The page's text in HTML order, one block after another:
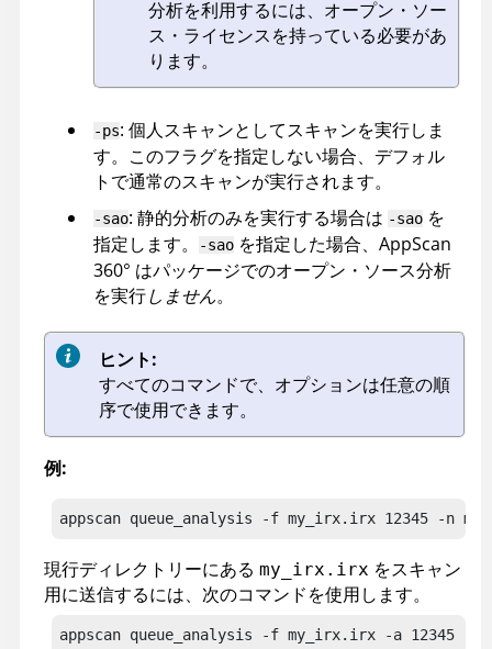
分析を利用するには、オープン・ソー
ス・ライセンスを持っている必要があ
ります。
-ps: 個人スキャンとしてスキャンを実行しま
す。このフラグを指定しない場合、デフォル
トで通常のスキャンが実行されます。
-sao: 静的分析のみを実行する場合は -sao を
指定します。
-sao を指定した場合、 AppScan
360° はパッケージでのオープン・ソース分析
を実行しません。
ヒント:
すべてのコマンドで、オプションは任意の順
序で使用できます。
例:
appscan queue_analysis -f my_irx.irx 12345 -n
現行ディレクトリーにある my_irx.irx をスキャン
用に送信するには、次のコマンドを使用します。
appscan queue_analysis -f my_irx.irx -a 12345 -n